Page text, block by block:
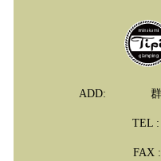
ADD:
TEL :
FAX :